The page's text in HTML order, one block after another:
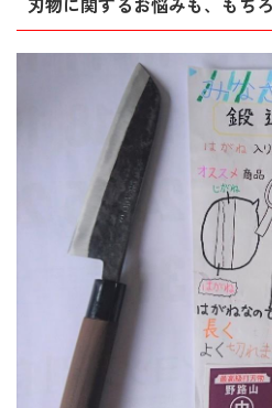
刃物に関するお悩みも、もち